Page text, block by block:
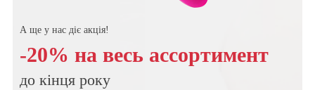
А ще у нас діє акція!
-20% на весь ассортимент
до кінця року